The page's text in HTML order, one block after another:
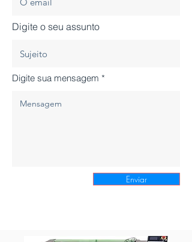
Digite o seu assunto
Digite sua mensagem
Enviar